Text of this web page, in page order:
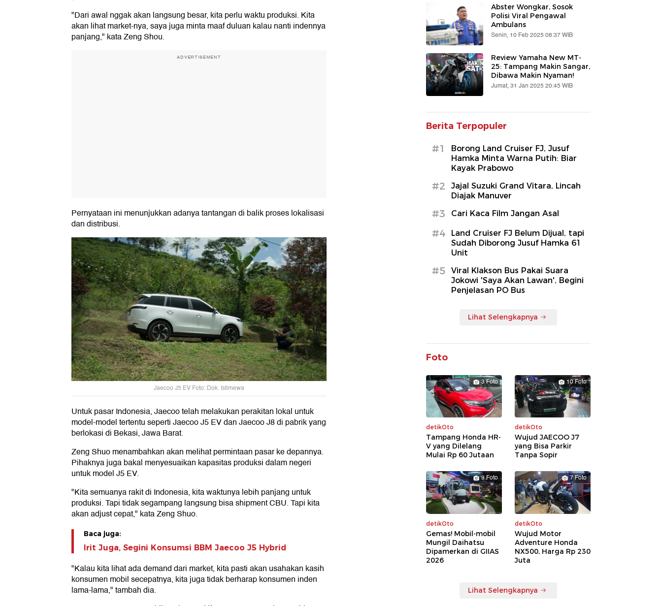
"Dari awal nggak akan langsung besar, kita perlu waktu produksi. Kita
akan lihat market-nya, saya juga minta maaf duluan kalau nanti indennya
panjang," kata Zeng Shou.
ADVERTISEMENT
Pernyataan ini menunjukkan adanya tantangan di balik proses lokalisasi
dan distribusi.
Jaecoo J5 EV Foto: Dok. Istimewa
Untuk pasar Indonesia, Jaecoo telah melakukan perakitan lokal untuk
model-model tertentu seperti Jaecoo J5 EV dan Jaecoo J8 di pabrik yang
berlokasi di Bekasi, Jawa Barat.
Zeng Shuo menambahkan akan melihat permintaan pasar ke depannya.
Pihaknya juga bakal menyesuaikan kapasitas produksi dalam negeri
untuk model J5 EV.
"Kita semuanya rakit di Indonesia, kita waktunya lebih panjang untuk
produksi. Tapi tidak segampang langsung bisa shipment CBU. Tapi kita
akan adjust cepat," kata Zeng Shuo.
Baca juga:
Irit Juga, Segini Konsumsi BBM Jaecoo J5 Hybrid
"Kalau kita lihat ada demand dari market, kita pasti akan usahakan kasih
konsumen mobil secepatnya, kita juga tidak berharap konsumen inden
lama-lama," tambah dia.
Abster Wongkar, Sosok
Polisi Viral Pengawal
Ambulans
Senin, 10 Feb 2025 08:37 WIB
Review Yamaha New MT-
25: Tampang Makin Sangar,
Dibawa Makin Nyaman!
Jumat, 31 Jan 2025 20:45 WIB
Berita Terpopuler
#1
Borong Land Cruiser FJ, Jusuf
Hamka Minta Warna Putih: Biar
Kayak Prabowo
#2
Jajal Suzuki Grand Vitara, Lincah
Diajak Manuver
#3 Cari Kaca Film Jangan Asal
#4
Land Cruiser FJ Belum Dijual, tapi
Sudah Diborong Jusuf Hamka 61
Unit
#5
Viral Klakson Bus Pakai Suara
Jokowi 'Saya Akan Lawan', Begini
Penjelasan PO Bus
Lihat Selengkapnya
Foto
3 Foto
detikOto
Tampang Honda HR-
V yang Dilelang
Mulai Rp 60 Jutaan
10 Foto
detikOto
Wujud JAECOO J7
yang Bisa Parkir
Tanpa Sopir
9 Foto
detikOto
Gemas! Mobil-mobil
Mungil Daihatsu
Dipamerkan di GIIAS
2026
7 Foto
detikOto
Wujud Motor
Adventure Honda
NX500, Harga Rp 230
Juta
Lihat Selengkapnya